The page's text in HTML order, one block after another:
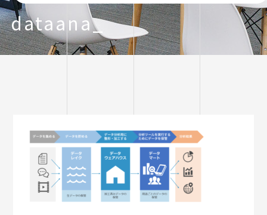
dataana_